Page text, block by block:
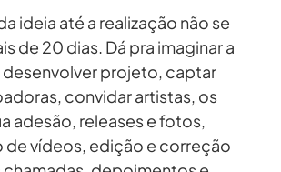
ideia até a realização não se
de 20 dias. Dá pra imaginar a
desenvolver projeto, captar
convidar artistas, os
adesão, releases e fotos,
vídeos, edição e correção